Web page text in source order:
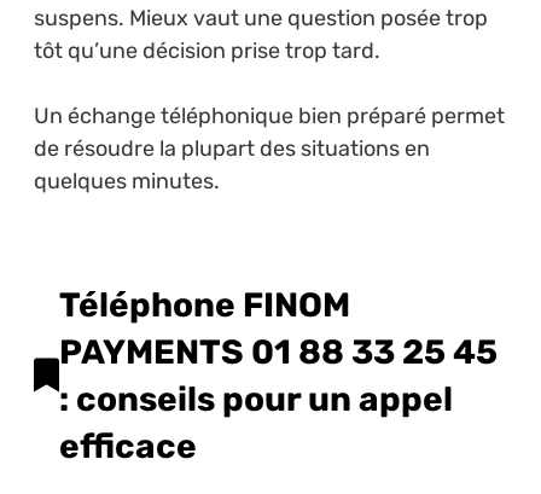
suspens. Mieux vaut une question posée trop
tôt qu’une décision prise trop tard.
Un échange téléphonique bien préparé permet
de résoudre la plupart des situations en
quelques minutes.
Téléphone FINOM
PAYMENTS 01 88 33 25 45
: conseils pour un appel
efficace